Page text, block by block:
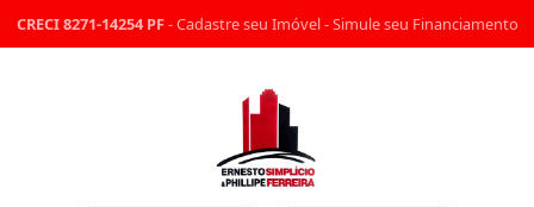
CRECI 8271-14254 PF-Cadastre seu Imóvel-Simule seu Financiamento